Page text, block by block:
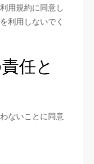
用規約に同意し
利用しないでく
任と
ないことに同意